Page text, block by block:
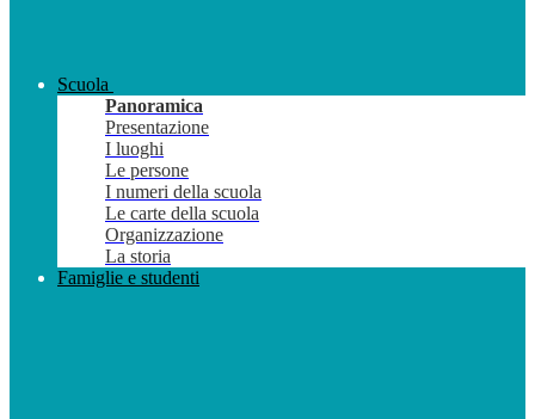
Scuola
Panoramica
Presentazione
I luoghi
Le persone
I numeri della scuola
Le carte della scuola
Organizzazione
La storia
Famiglie e studenti